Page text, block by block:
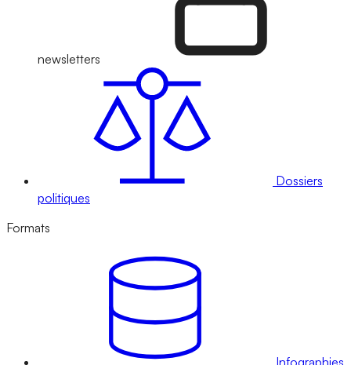
newsletters
Dossiers
politiques
Formats
Infographies